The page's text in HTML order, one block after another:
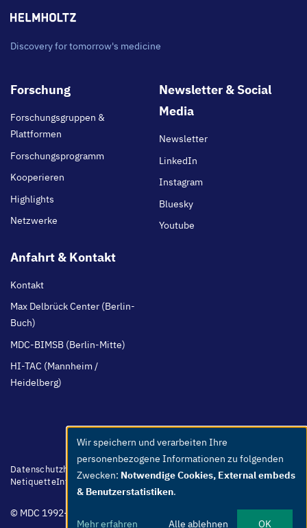
Discovery for tomorrow's medicine
Footer
Forschung
Forschungsgruppen &
Plattformen
Forschungsprogramm
Kooperieren
Highlights
Netzwerke
Newsletter & Social
Media
Newsletter
LinkedIn
Instagram
Bluesky
Youtube
Anfahrt & Kontakt
Kontakt
Max Delbrück Center (Berlin-
Buch)
MDC-BIMSB (Berlin-Mitte)
HI-TAC (Mannheim /
Heidelberg)
Footer
menu
Datenschutzhinweis BarrierefreiheitLeichte Sprache
Whistleblower
NetiquetteInternImpressum
© MDC 1992-2026
Use
of
personal
data
Wir speichern und verarbeiten Ihre
personenbezogene Informationen zu folgenden
Zwecken: Notwendige Cookies, External embeds
& Benutzerstatistiken.
Mehr erfahren Alle ablehnen OK